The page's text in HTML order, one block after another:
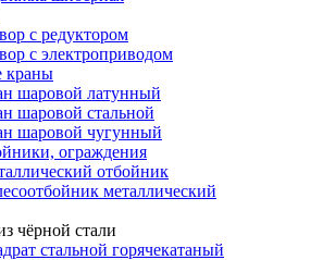
с редуктором
с электроприводом
краны
шаровой латунный
шаровой стальной
шаровой чугунный
ограждения
отбойник
металлический
чёрной стали
стальной горячекатаный